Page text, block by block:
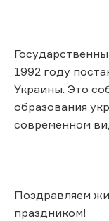
1992 году
Украины. Это
образования
современном
Поздравляем
праздником!